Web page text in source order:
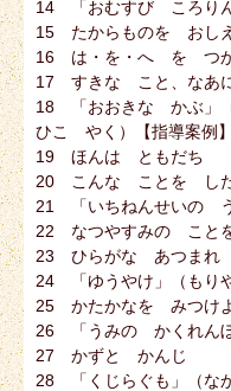
14 「おむすび ころり
15 たからものを おし
16 は・を・へ を つ
17 すきな こと、なあ
18 「おおきな かぶ」
ひこ やく）【指導案例】
19 ほんは ともだち
20 こんな ことを し
21 「いちねんせいの
22 なつやすみの こと
23 ひらがな あつまれ
24 「ゆうやけ」（もり
25 かたかなを みつけ
26 「うみの かくれんぼ
27 かずと かんじ
28 「くじらぐも」（な